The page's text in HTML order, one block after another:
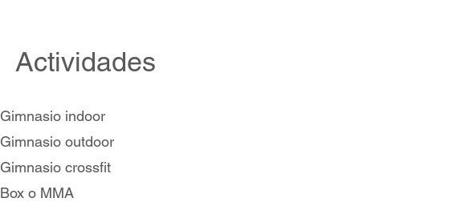
Actividades
Gimnasio indoor
Gimnasio outdoor
Gimnasio crossfit
Box o MMA